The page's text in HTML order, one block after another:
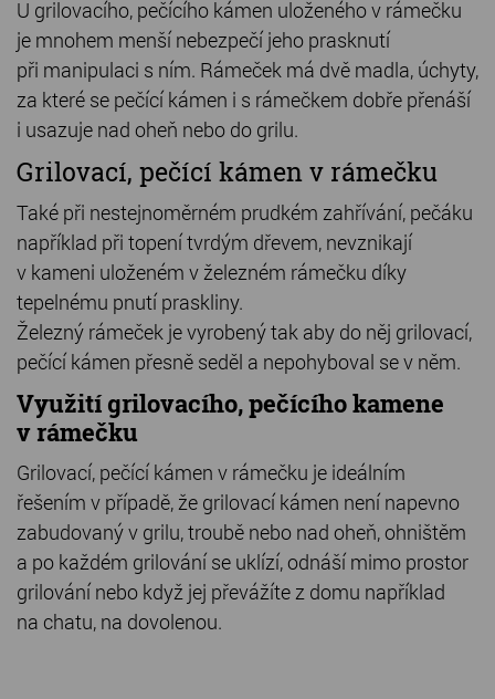
U grilovacího, pečícího kámen uloženého v rámečku
je mnohem menší nebezpečí jeho prasknutí
při manipulaci s ním. Rámeček má dvě madla, úchyty,
za které se pečící kámen i s rámečkem dobře přenáší
i usazuje nad oheň nebo do grilu.
Grilovací, pečící kámen v rámečku
Také při nestejnoměrném prudkém zahřívání, pečáku
například při topení tvrdým dřevem, nevznikají
v kameni uloženém v železném rámečku díky
tepelnému pnutí praskliny.
Železný rámeček je vyrobený tak aby do něj grilovací,
pečící kámen přesně seděl a nepohyboval se v něm.
Využití grilovacího, pečícího kamene
v rámečku
Grilovací, pečící kámen v rámečku je ideálním
řešením v případě, že grilovací kámen není napevno
zabudovaný v grilu, troubě nebo nad oheň, ohništěm
a po každém grilování se uklízí, odnáší mimo prostor
grilování nebo když jej převážíte z domu například
na chatu, na dovolenou.